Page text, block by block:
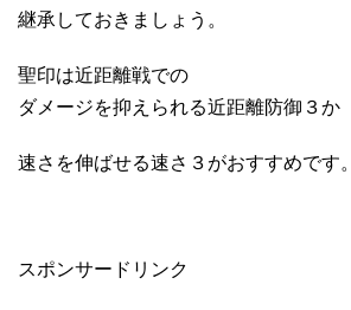
継承しておきましょう。
聖印は近距離戦での
ダメージを抑えられる近距離防御３か
速さを伸ばせる速さ３がおすすめです。
スポンサードリンク